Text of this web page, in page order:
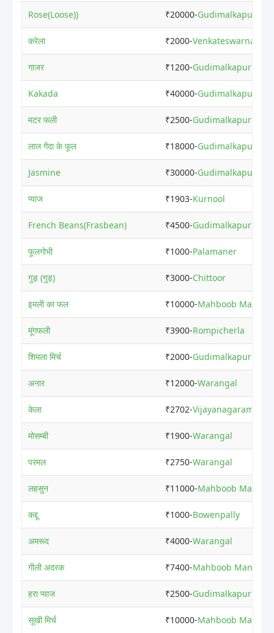
Rose(Loose)) ₹20000-Gudimalkapur
करेला ₹2000-Venkateswarnagar
गाजर ₹1200-Gudimalkapur
Kakada ₹40000-Gudimalkapur
मटर फली ₹2500-Gudimalkapur
लाल गेंदा के फूल ₹18000-Gudimalkapur
Jasmine ₹30000-Gudimalkapur
प्याज ₹1903-Kurnool
French Beans(Frasbean) ₹4500-Gudimalkapur
फूलगोभी ₹1000-Palamaner
गुड़ (गुड़) ₹3000-Chittoor
इमली का फल ₹10000-Mahboob Manison
मूंगफली ₹3900-Rompicherla
शिमला मिर्च ₹2000-Gudimalkapur
अनार ₹12000-Warangal
केला ₹2702-Vijayanagaram
मोसम्बी ₹1900-Warangal
परमल ₹2750-Warangal
लहसुन ₹11000-Mahboob Manison
कद्दू ₹1000-Bowenpally
अमरूद ₹4000-Warangal
गीली अदरक ₹7400-Mahboob Manison
हरा प्याज ₹2500-Gudimalkapur
सूखी मिर्च ₹10000-Mahboob Manison